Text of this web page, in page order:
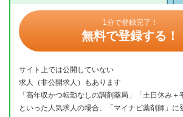
1分で登録完了！
無料で登録する！
サイト上では公開していない
求人（非公開求人）もあります
「高年収かつ転勤なしの調剤薬局」「土日休み＋
といった人気求人の場合、「マイナビ薬剤師」に